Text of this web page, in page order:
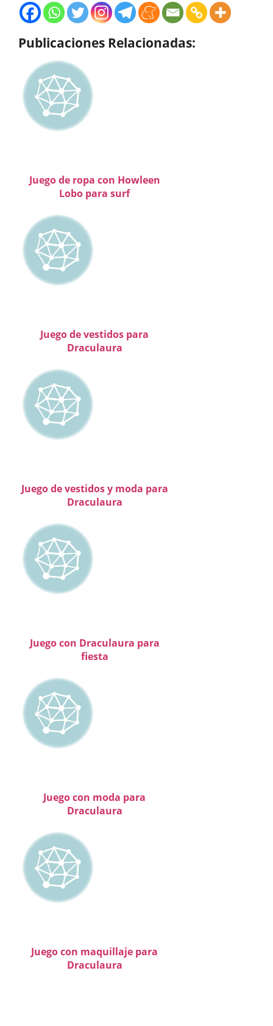
Publicaciones Relacionadas:
Juego de ropa con Howleen
Lobo para surf
Juego de vestidos para
Draculaura
Juego de vestidos y moda para
Draculaura
Juego con Draculaura para
fiesta
Juego con moda para
Draculaura
Juego con maquillaje para
Draculaura